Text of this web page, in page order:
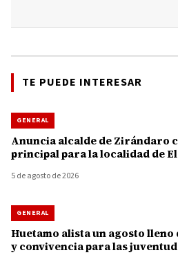
TE PUEDE INTERESAR
GENERAL
Anuncia alcalde de Zirándaro
principal para la localidad de
5 de agosto de 2026
GENERAL
Huetamo alista un agosto
y convivencia para las